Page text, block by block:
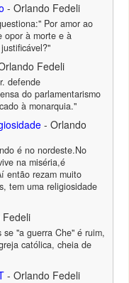
- Orlando Fedeli
Por amor ao
opor à morte e à
Fedeli
defende
do parlamentarismo
à monarquia."
- Orlando
é no nordeste.No
na miséria,é
então rezam muito
tem uma religiosidade
"a guerra Che" é ruim,
católica, cheia de
- Orlando Fedeli